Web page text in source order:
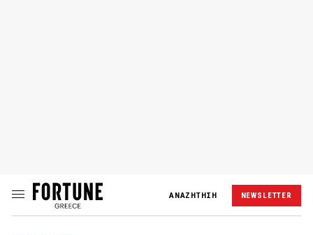
ΑΝΑΖΗΤΗΣΗ NEWSLETTER